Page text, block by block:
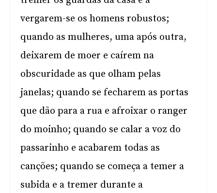
vergarem-se os homens robustos;
quando as mulheres, uma após outra,
deixarem de moer e caírem na
obscuridade as que olham pelas
janelas; quando se fecharem as portas
que dão para a rua e afroixar o ranger
do moinho; quando se calar a voz do
passarinho e acabarem todas as
canções; quando se começa a temer a
subida e a tremer durante a